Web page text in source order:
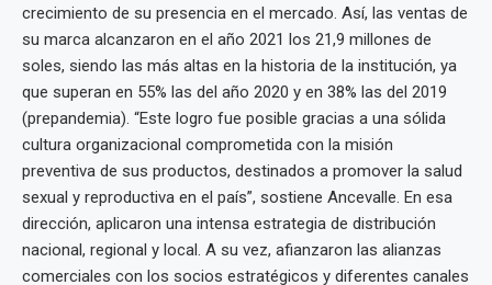
crecimiento de su presencia en el mercado. Así, las ventas de
su marca alcanzaron en el año 2021 los 21,9 millones de
soles, siendo las más altas en la historia de la institución, ya
que superan en 55% las del año 2020 y en 38% las del 2019
(prepandemia). “Este logro fue posible gracias a una sólida
cultura organizacional comprometida con la misión
preventiva de sus productos, destinados a promover la salud
sexual y reproductiva en el país”, sostiene Ancevalle. En esa
dirección, aplicaron una intensa estrategia de distribución
nacional, regional y local. A su vez, afianzaron las alianzas
comerciales con los socios estratégicos y diferentes canales